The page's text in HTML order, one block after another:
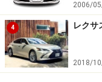
2006/
4 レクサ
2018/